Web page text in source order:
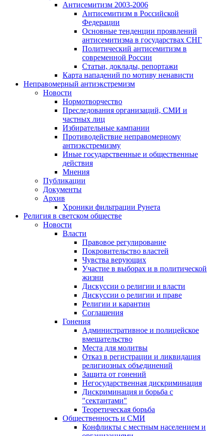
Антисемитизм 2003-2006
Антисемитизм в Российской
Федерации
Основные тенденции проявлений
антисемитизма в государствах СНГ
Политический антисемитизм в
современной России
Статьи, доклады, репортажи
Карта нападений по мотиву ненависти
Неправомерный антиэкстремизм
Новости
Нормотворчество
Преследования организаций, СМИ и
частных лиц
Избирательные кампании
Противодействие неправомерному
антиэкстремизму
Иные государственные и общественные
действия
Мнения
Публикации
Документы
Архив
Хроники фильтрации Рунета
Религия в светском обществе
Новости
Власти
Правовое регулирование
Покровительство властей
Чувства верующих
Участие в выборах и в политической
жизни
Дискуссии о религии и власти
Дискуссии о религии и праве
Религии и карантин
Соглашения
Гонения
Административное и полицейское
вмешательство
Места для молитвы
Отказ в регистрации и ликвидация
религиозных объединений
Защита от гонений
Негосударственная дискриминация
Дискриминация и борьба с
"сектантами"
Теоретическая борьба
Общественность и СМИ
Конфликты с местным населением и